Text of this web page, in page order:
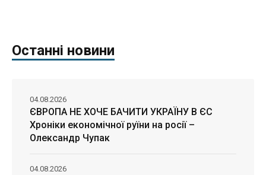
Останні новини
ЄВРОПА НЕ ХОЧЕ БАЧИТИ УКРАЇНУ В ЄС
Хроніки економічної руїни на росії –
Олександр Чупак
04.08.2026
04.08.2026